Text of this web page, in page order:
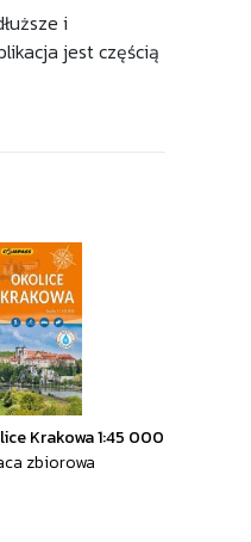
i
jest częścią
Krakowa 1:45 000
zbiorowa